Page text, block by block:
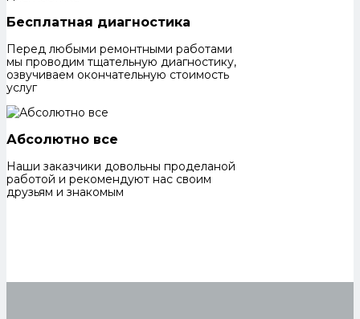
Бесплатная диагностика
Перед любыми ремонтными работами
мы проводим тщательную диагностику,
озвучиваем окончательную стоимость
услуг
Абсолютно все
Наши заказчики довольны проделаной
работой и рекомендуют нас своим
друзьям и знакомым